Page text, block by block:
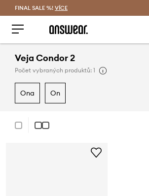
FINAL SALE %! VÍCE
Veja Condor 2
Počet vybraných produktů: 1
ona on